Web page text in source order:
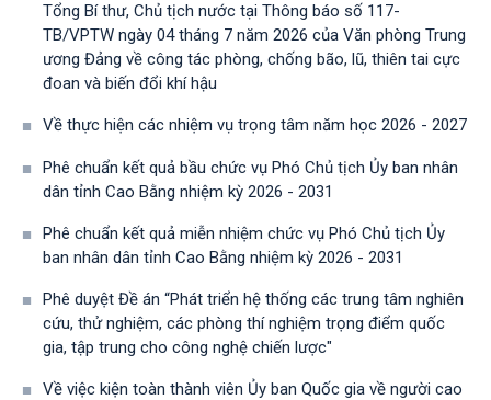
Tổng Bí thư, Chủ tịch nước tại Thông báo số 117-
TB/VPTW ngày 04 tháng 7 năm 2026 của Văn phòng Trung
ương Đảng về công tác phòng, chống bão, lũ, thiên tai cực
đoan và biến đổi khí hậu
Về thực hiện các nhiệm vụ trọng tâm năm học 2026 - 2027
Phê chuẩn kết quả bầu chức vụ Phó Chủ tịch Ủy ban nhân
dân tỉnh Cao Bằng nhiệm kỳ 2026 - 2031
Phê chuẩn kết quả miễn nhiệm chức vụ Phó Chủ tịch Ủy
ban nhân dân tỉnh Cao Bằng nhiệm kỳ 2026 - 2031
Phê duyệt Đề án “Phát triển hệ thống các trung tâm nghiên
cứu, thử nghiệm, các phòng thí nghiệm trọng điểm quốc
gia, tập trung cho công nghệ chiến lược"
Về việc kiện toàn thành viên Ủy ban Quốc gia về người cao